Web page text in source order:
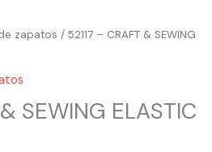
zapatos / 52117 – CRAFT & SEWING
SEWING ELASTIC